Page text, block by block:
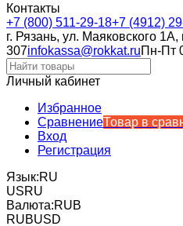
Контакты
+7 (800) 511-29-18+7 (4912)
г. Рязань, ул. Маяковского
307infokassa@rokkat.ruПн-Пт
Личный кабинет
Избранное
СравнениеТовар в
Вход
Регистрация
Язык:RU
USRU
Валюта:RUB
RUBUSD